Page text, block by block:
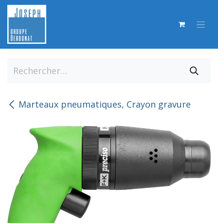
Se rendre au contenu
Marteaux pneumatiques, Crayon gravure